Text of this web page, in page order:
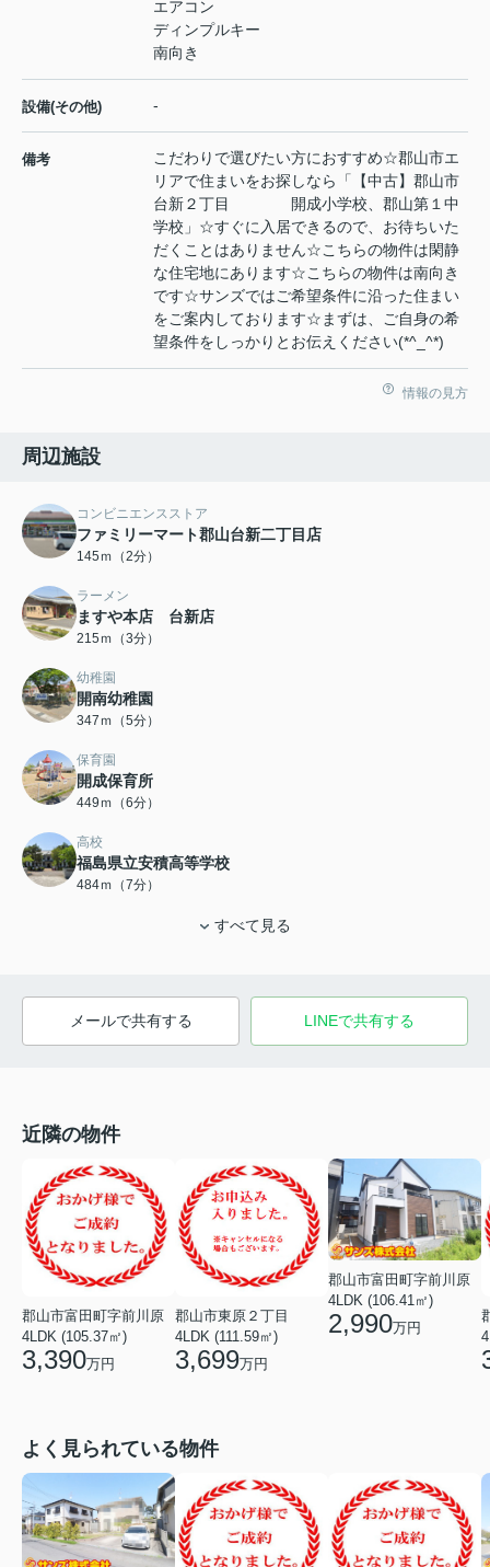
エアコン
ディンプルキー
南向き
設備(その他) -
備考
こだわりで選びたい方におすすめ☆郡山市エ
リアで住まいをお探しなら「【中古】郡山市
台新２丁目 開成小学校、郡山第１中
学校」☆すぐに入居できるので、お待ちいた
だくことはありません☆こちらの物件は閑静
な住宅地にあります☆こちらの物件は南向き
です☆サンズではご希望条件に沿った住まい
をご案内しております☆まずは、ご自身の希
望条件をしっかりとお伝えください(*^_^*)
情報の見方
周辺施設
コンビニエンスストア
ファミリーマート郡山台新二丁目店
145ｍ（2分）
ラーメン
ますや本店 台新店
215ｍ（3分）
幼稚園
開南幼稚園
347ｍ（5分）
保育園
開成保育所
449ｍ（6分）
高校
福島県立安積高等学校
484ｍ（7分）
すべて見る
メールで共有する LINEで共有する
近隣の物件
郡山市富田町字前川原
4LDK (105.37㎡)
3,390万円
郡山市東原２丁目
4LDK (111.59㎡)
3,699万円
郡山市富田町字前川原
4LDK (106.41㎡)
2,990万円
よく見られている物件